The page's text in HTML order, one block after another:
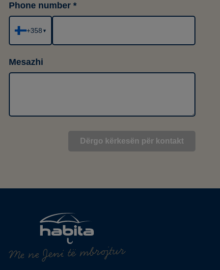
Phone number
+358 ▾
Mesazhi
Me ne Jeni të mbrojtur